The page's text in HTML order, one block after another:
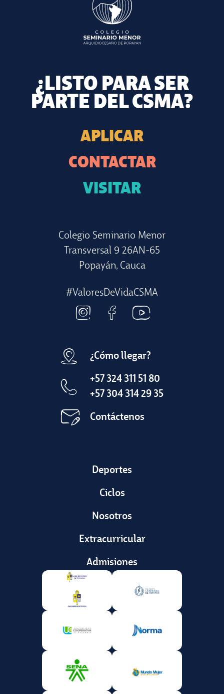
¿LISTO PARA SER
PARTE DEL CSMA?
APLICAR
CONTACTAR
VISITAR
Colegio Seminario Menor
Transversal 9 26AN-65
Popayán, Cauca
#ValoresDeVidaCSMA
¿Cómo llegar?
+57 324 311 51 80
+57 304 314 29 35
Contáctenos
Deportes
Ciclos
Nosotros
Extracurricular
Admisiones